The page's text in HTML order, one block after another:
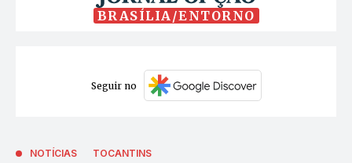
BRASÍLIA/ENTORNO
Seguir no
NOTÍCIAS TOCANTINS